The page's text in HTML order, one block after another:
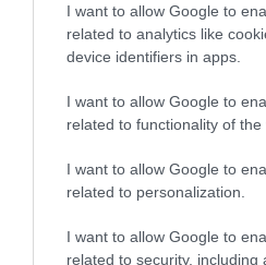
I want to allow Google to
related to analytics like
device identifiers in apps.
I want to allow Google to
related to functionality of the
I want to allow Google to
related to personalization.
I want to allow Google to
related to security, including
στρατηγικής
αλλά και μήνυμα
ΝΔ ότι: η “σκληρή
δυναμικά.
Η φράση του πρώην
τουρκική θρασύτητα»